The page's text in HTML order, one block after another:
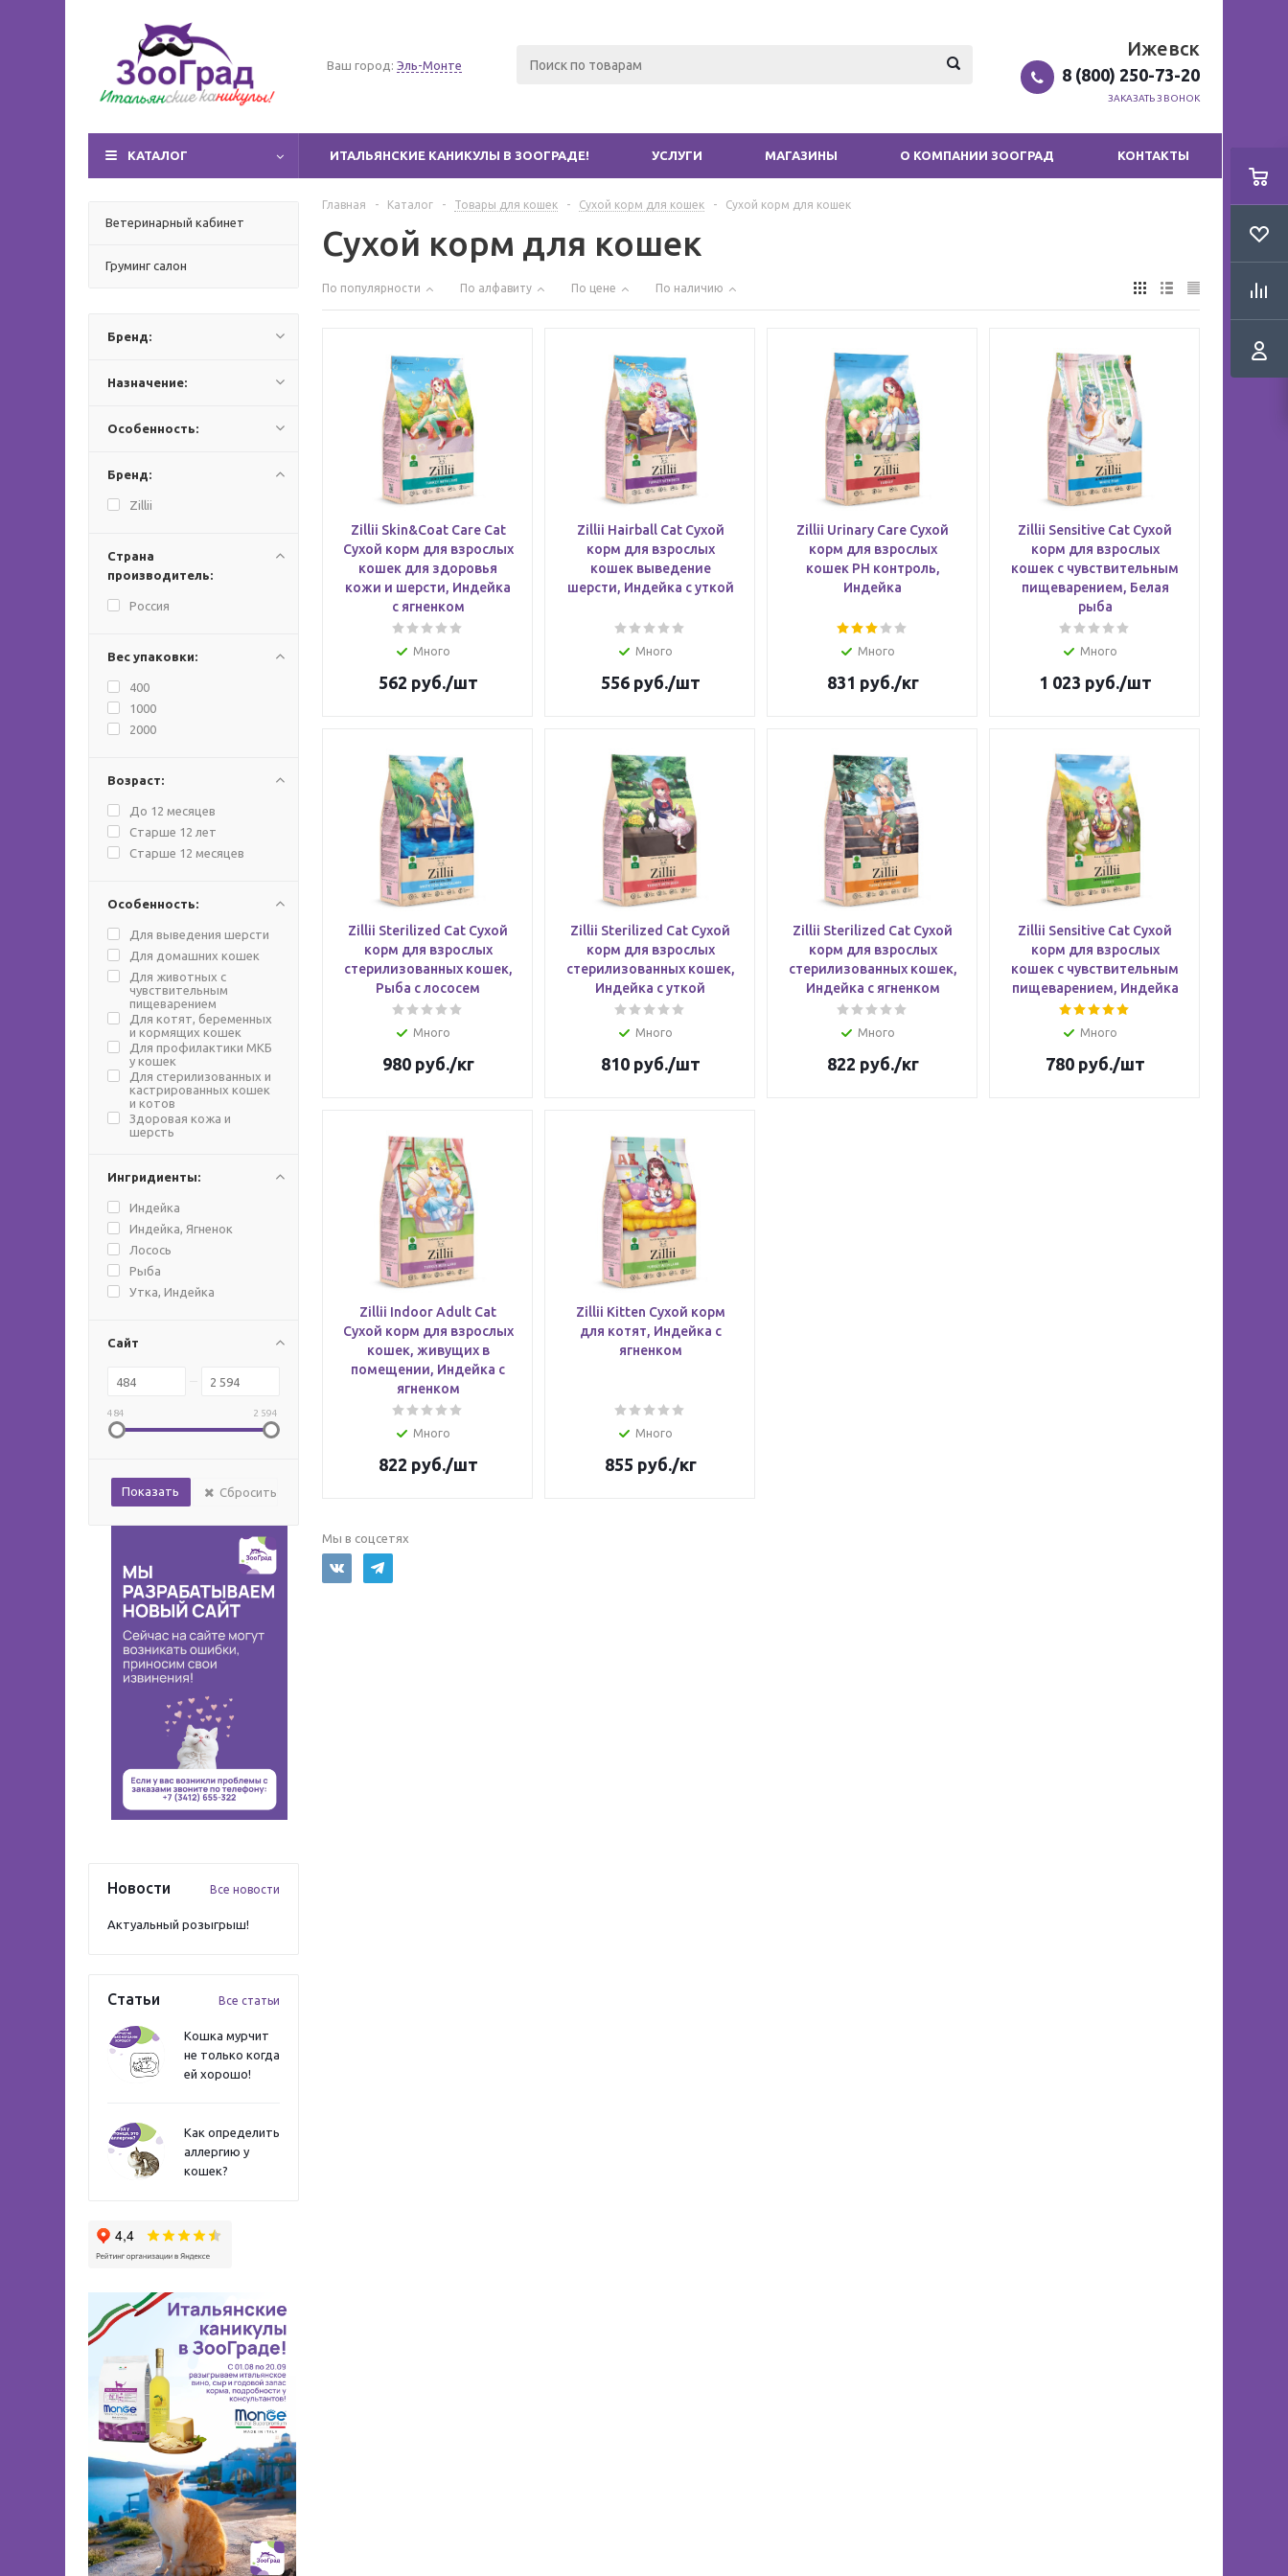
Ваш город: Эль-Монте
Ижевск
8 (800) 250-73-20
ЗАКАЗАТЬ ЗВОНОК
КАТАЛОГ ИТАЛЬЯНСКИЕ КАНИКУЛЫ В ЗООГРАДЕ! УСЛУГИ МАГАЗИНЫ О КОМПАНИИ ЗООГРАД КОНТАКТЫ
Ветеринарный кабинет
Груминг салон
Бренд:
Назначение:
Особенность:
Бренд:
Zillii
Страна
производитель:
Россия
Вес упаковки:
400
1000
2000
Возраст:
До 12 месяцев
Старше 12 лет
Старше 12 месяцев
Особенность:
Для выведения шерсти
Для домашних кошек
Для животных с
чувствительным
пищеварением
Для котят, беременных
и кормящих кошек
Для профилактики МКБ
у кошек
Для стерилизованных и
кастрированных кошек
и котов
Здоровая кожа и
шерсть
Ингридиенты:
Индейка
Индейка, Ягненок
Лосось
Рыба
Утка, Индейка
Сайт
484 2 594
Сбросить
Новости Все новости
Актуальный розыгрыш!
Статьи Все статьи
Кошка мурчит
не только когда
ей хорошо!
Как определить
аллергию у
кошек?
Главная - Каталог - Товары для кошек - Сухой корм для кошек - Сухой корм для кошек
Сухой корм для кошек
По популярности По алфавиту По цене По наличию
Zillii Skin&Coat Care Cat
Сухой корм для взрослых
кошек для здоровья
кожи и шерсти, Индейка
с ягненком
Много
562 руб./шт
Zillii Hairball Cat Сухой
корм для взрослых
кошек выведение
шерсти, Индейка с уткой
Много
556руб./шт
Zillii Urinary Care Сухой
корм для взрослых
кошек PH контроль,
Индейка
Много
831 руб./кг
Zillii Sensitive Cat Сухой
корм для взрослых
кошек c чувствительным
пищеварением, Белая
рыба
Много
1 023 руб./шт
Zillii Sterilized Cat Сухой
корм для взрослых
стерилизованных кошек,
Рыба с лососем
Много
980руб./кг
Zillii Sterilized Cat Сухой
корм для взрослых
стерилизованных кошек,
Индейка с уткой
Много
810руб./шт
Zillii Sterilized Cat Сухой
корм для взрослых
стерилизованных кошек,
Индейка с ягненком
Много
822 руб./кг
Zillii Sensitive Cat Сухой
корм для взрослых
кошек c чувствительным
пищеварением, Индейка
Много
780руб./шт
Zillii Indoor Adult Cat
Сухой корм для взрослых
кошек, живущих в
помещении, Индейка с
ягненком
Много
822 руб./шт
Zillii Kitten Сухой корм
для котят, Индейка с
ягненком
Много
855 руб./кг
Мы в соцсетях